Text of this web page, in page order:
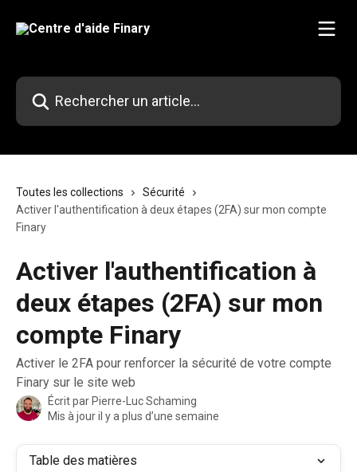
Rechercher un article...
Toutes les collections
Sécurité
Activer l'authentification à deux étapes (2FA) sur mon compte
Finary
Activer l'authentification à
deux étapes (2FA) sur mon
compte Finary
Activer le 2FA pour renforcer la sécurité de votre compte
Finary sur le site web
Écrit par Pierre-Luc Schaming
Mis à jour il y a plus d’une semaine
Table des matières